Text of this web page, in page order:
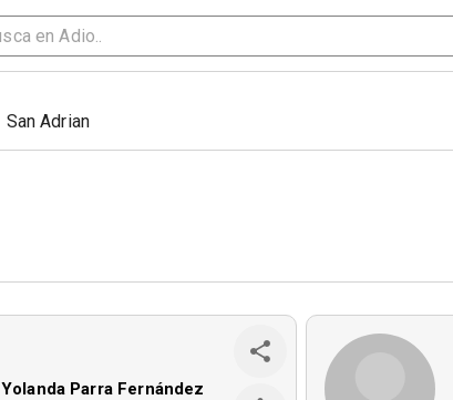
San Adrian
Yolanda Parra Fernández